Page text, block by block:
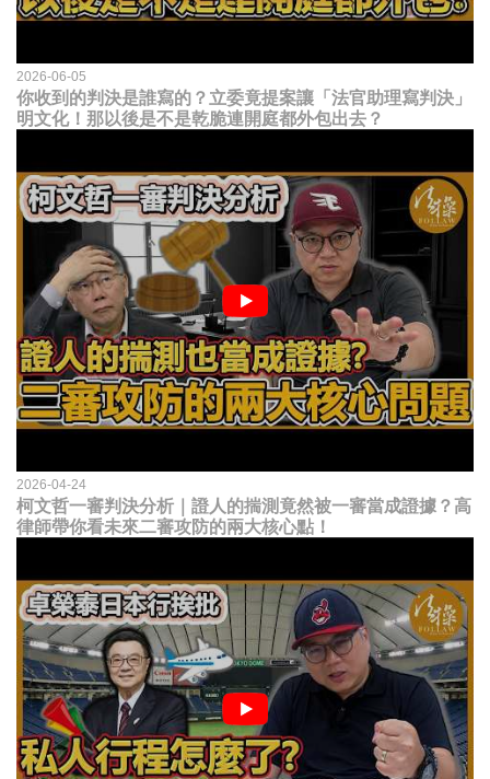
2026-06-05
你收到的判決是誰寫的？立委竟提案讓「法官助理寫判決」
明文化！那以後是不是乾脆連開庭都外包出去？
2026-04-24
柯文哲一審判決分析｜證人的揣測竟然被一審當成證據？高
律師帶你看未來二審攻防的兩大核心點！